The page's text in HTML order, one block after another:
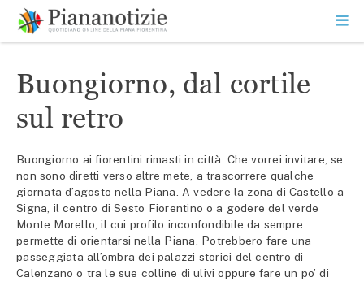
contenuto
SEARCH
Buongiorno, dal cortile
sul retro
Buongiorno ai fiorentini rimasti in città. Che vorrei invitare, se
non sono diretti verso altre mete, a trascorrere qualche
giornata d’agosto nella Piana. A vedere la zona di Castello a
Signa, il centro di Sesto Fiorentino o a godere del verde
Monte Morello, il cui profilo inconfondibile da sempre
permette di orientarsi nella Piana. Potrebbero fare una
passeggiata all’ombra dei palazzi storici del centro di
Calenzano o tra le sue colline di ulivi oppure fare un po’ di